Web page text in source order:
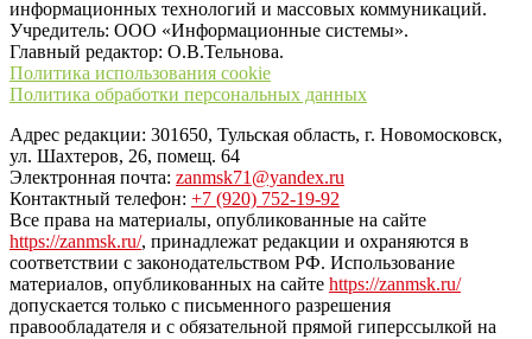
информационных технологий и массовых коммуникаций.
Учредитель: ООО «Информационные системы».
Главный редактор: О.В.Тельнова.
Политика использования cookie
Политика обработки персональных данных
Адрес редакции: 301650, Тульская область, г. Новомосковск,
ул. Шахтеров, 26, помещ. 64
Электронная почта: zanmsk71@yandex.ru
Контактный телефон: +7 (920) 752-19-92
Все права на материалы, опубликованные на сайте
https://zanmsk.ru/, принадлежат редакции и охраняются в
соответствии с законодательством РФ. Использование
материалов, опубликованных на сайте https://zanmsk.ru/
допускается только с письменного разрешения
правообладателя и с обязательной прямой гиперссылкой на